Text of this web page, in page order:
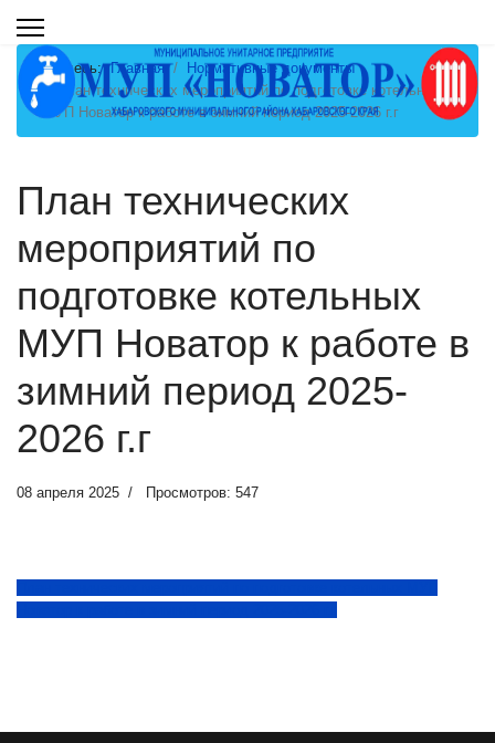
Вы здесь:Главная
Нормативные документы
План технических мероприятий по подготовке котельных
МУП Новатор к работе в зимний период 2025-2026 г.г
План технических
мероприятий по
подготовке котельных
МУП Новатор к работе в
зимний период 2025-
2026 г.г
08 апреля 2025 Просмотров: 547